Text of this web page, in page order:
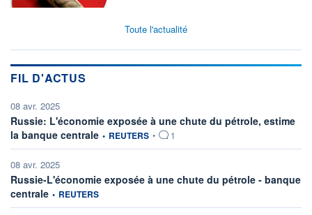
Toute l'actualité
FIL D'ACTUS
08 avr. 2025
Russie: L'économie exposée à une chute du pétrole, estime
la banque centrale information fournie par
• REUTERS • 1
08 avr. 2025
Russie-L'économie exposée à une chute du pétrole - banque
centrale information fournie par
• REUTERS